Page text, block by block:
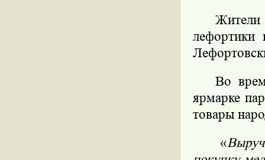
лефортики
Во
ярмарке
товары
«